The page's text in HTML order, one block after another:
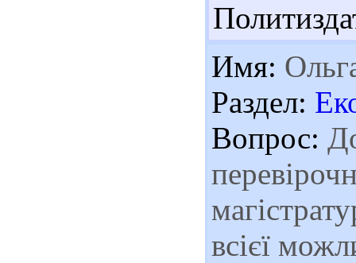
Имя:
Раздел:
Вопрос:
всієї